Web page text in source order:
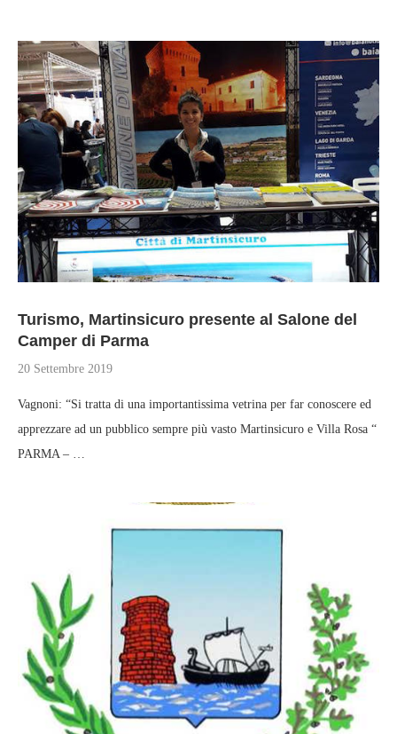
Turismo, Martinsicuro presente al Salone del
Camper di Parma
20 Settembre 2019
Vagnoni: “Si tratta di una importantissima vetrina per far conoscere ed
apprezzare ad un pubblico sempre più vasto Martinsicuro e Villa Rosa “
PARMA – …